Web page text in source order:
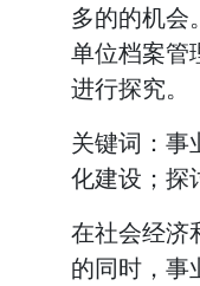
多的的机会
单位档案管
进行探究。
关键词：事
化建设；探
在社会经济
的同时，事